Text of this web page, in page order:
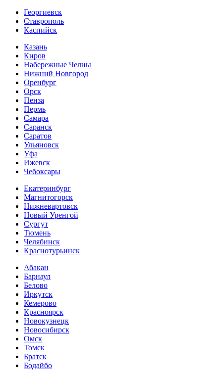
Георгиевск
Ставрополь
Каспийск
Казань
Киров
Набережные Челны
Нижний Новгород
Оренбург
Орск
Пенза
Пермь
Самара
Саранск
Саратов
Ульяновск
Уфа
Ижевск
Чебоксары
Екатеринбург
Магнитогорск
Нижневартовск
Новый Уренгой
Сургут
Тюмень
Челябинск
Краснотурьинск
Абакан
Барнаул
Белово
Иркутск
Кемерово
Красноярск
Новокузнецк
Новосибирск
Омск
Томск
Братск
Бодайбо